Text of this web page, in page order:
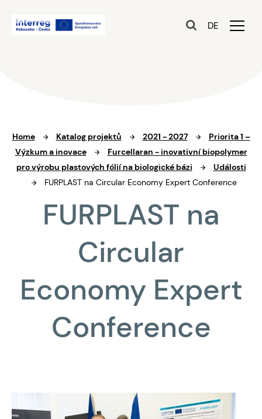
DE
Home Katalog projektů 2021 - 2027
Priorita 1 –
Výzkum a inovace
Furcellaran - inovativní biopolymer
pro výrobu plastových fólií na biologické bázi
Události
FURPLAST na Circular Economy Expert Conference
FURPLAST na
Circular
Economy Expert
Conference